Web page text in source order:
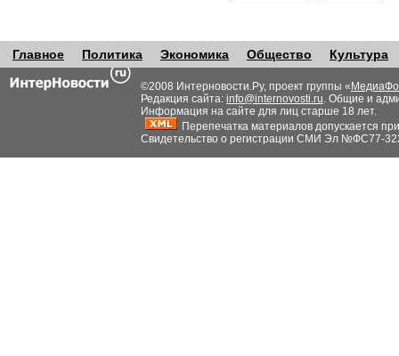
Главное Политика Экономика Общество Культура
©2008 Интерновости.Ру, проект группы «
Редакция сайта: info@internovosti.ru. Общие и
Информация на сайте для лиц старше 18 лет.
Перепечатка материалов допускается
Свидетельство о регистрации СМИ Эл №ФС77-